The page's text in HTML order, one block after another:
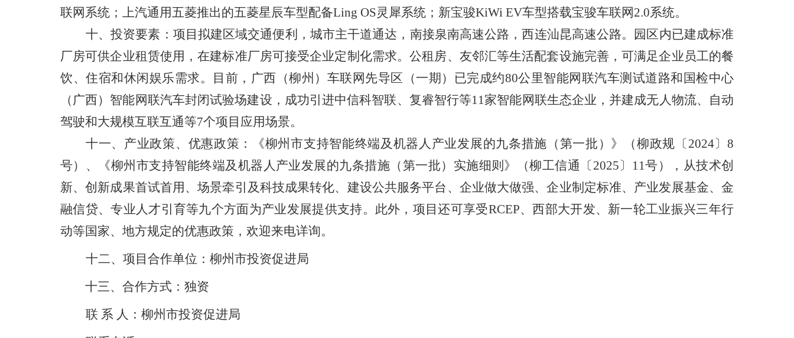
联网系统；上汽通用五菱推出的五菱星辰车型配备Ling OS灵犀系统；新宝骏KiWi EV车型搭载宝骏车联网2.0系统。
十、投资要素： 项目拟建区域交通便利，城市主干道通达，南接泉南高速公路，西连汕昆高速公路。园区内已建成标准
厂房可供企业租赁使用，在建标准厂房可接受企业定制化需求。公租房、友邻汇等生活配套设施完善，可满足企业员工的餐
饮、住宿和休闲娱乐需求。目前，广西（柳州）车联网先导区（一期）已完成约80公里智能网联汽车测试道路和国检中心
（广西）智能网联汽车封闭试验场建设，成功引进中信科智联、复睿智行等11家智能网联生态企业，并建成无人物流、自动
驾驶和大规模互联互通等7个项目应用场景。
十一、产业政策、优惠政策： 《柳州市支持智能终端及机器人产业发展的九条措施（第一批）》（柳政规〔 2024〕8
号）、《柳州市支持智能终端及机器人产业发展的九条措施（第一批）实施细则》（柳工信通〔 2025〕 11号），从技术创
新、创新成果首试首用、场景牵引及科技成果转化、建设公共服务平台、企业做大做强、企业制定标准、产业发展基金、金
融信贷、专业人才引育等九个方面为产业发展提供支持。此外，项目还可享受RCEP、西部大开发、新一轮工业振兴三年行
动等国家、地方规定的优惠政策，欢迎来电详询。
十二、项目合作单位： 柳州市投资促进局
十三、合作方式： 独资
联 系 人：柳州市投资促进局